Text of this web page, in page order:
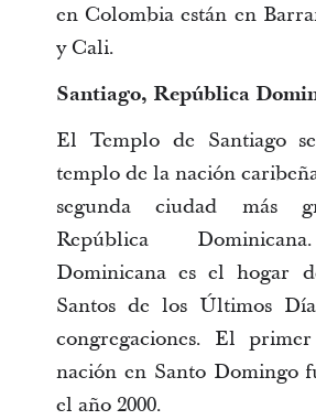
en Colombia están en
y Cali.
Santiago, República
El Templo de Santiago
templo de la nación
segunda ciudad más
República
Dominicana es el hogar
Santos de los Últimos
congregaciones. El
nación en Santo Domingo
el año 2000.